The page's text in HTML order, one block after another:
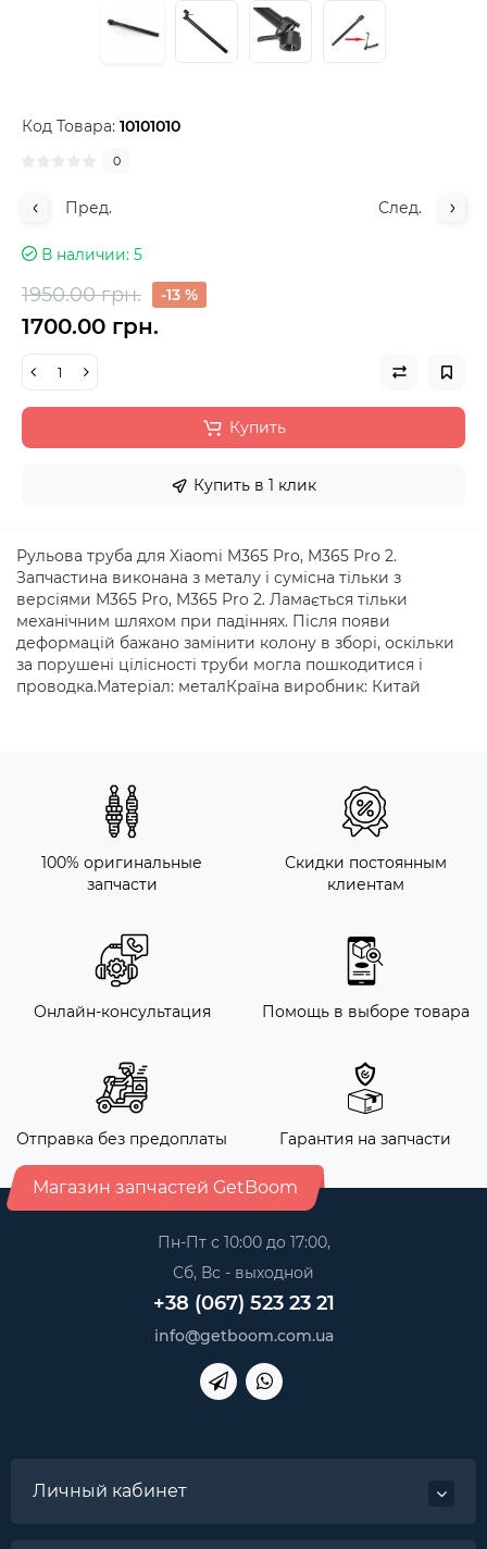
Код Товара: 10101010
0
Пред. След.
В наличии 5
1950.00 грн. -13 %
1700.00 грн.
Купить
Купить в 1 клик
Рульова труба для Xiaomi M365 Pro, M365 Pro 2.
Запчастина виконана з металу і сумісна тільки з
версіями M365 Pro, M365 Pro 2. Ламається тільки
механічним шляхом при падіннях. Після появи
деформацій бажано замінити колону в зборі, оскільки
за порушені цілісності труби могла пошкодитися і
проводка.Матеріал: металКраїна виробник: Китай
100% оригинальные
запчасти
Скидки постоянным
клиентам
Онлайн-консультация Помощь в выборе товара
Отправка без предоплаты Гарантия на запчасти
Магазин запчастей GetBoom
Пн-Пт с 10:00 до 17:00,
Сб, Вс - выходной
+38 (067) 523 23 21
info@getboom.com.ua
Личный кабинет